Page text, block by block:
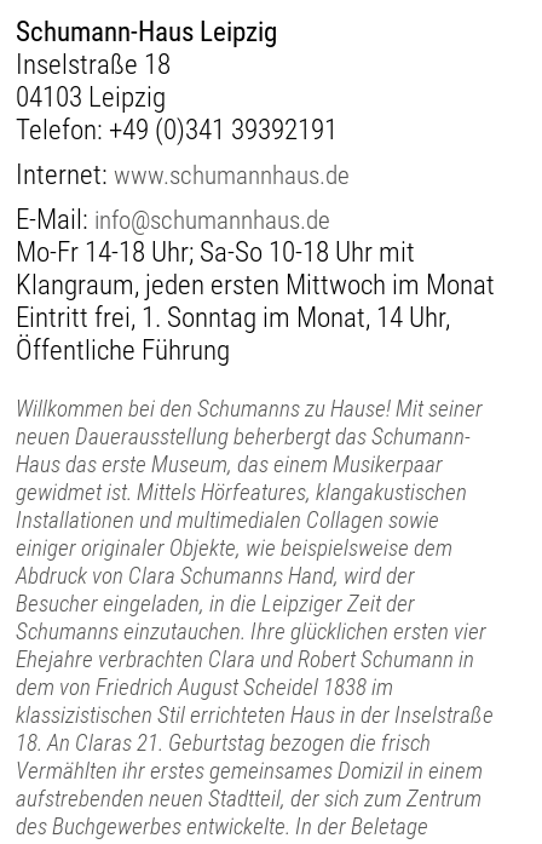
Schumann-Haus Leipzig
Inselstraße 18
04103 Leipzig
Telefon: +49 (0)341 39392191
Internet:www.schumannhaus.de
E-Mail: info@schumannhaus.de
Mo-Fr 14-18 Uhr; Sa-So 10-18 Uhr mit
Klangraum, jeden ersten Mittwoch im Monat
Eintritt frei, 1. Sonntag im Monat, 14 Uhr,
Öffentliche Führung
Willkommen bei den Schumanns zu Hause! Mit seiner
neuen Dauerausstellung beherbergt das Schumann-
Haus das erste Museum, das einem Musikerpaar
gewidmet ist. Mittels Hörfeatures, klangakustischen
Installationen und multimedialen Collagen sowie
einiger originaler Objekte, wie beispielsweise dem
Abdruck von Clara Schumanns Hand, wird der
Besucher eingeladen, in die Leipziger Zeit der
Schumanns einzutauchen. Ihre glücklichen ersten vier
Ehejahre verbrachten Clara und Robert Schumann in
dem von Friedrich August Scheidel 1838 im
klassizistischen Stil errichteten Haus in der Inselstraße
18. An Claras 21. Geburtstag bezogen die frisch
Vermählten ihr erstes gemeinsames Domizil in einem
aufstrebenden neuen Stadtteil, der sich zum Zentrum
des Buchgewerbes entwickelte. In der Beletage